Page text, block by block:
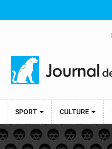
SPORT CULTURE